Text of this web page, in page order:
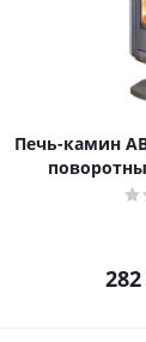
Печь-камин